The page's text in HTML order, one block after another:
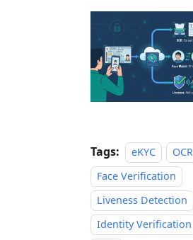
Tags: eKYC
OCR
Face Verification
Liveness Detection
Identity Verification